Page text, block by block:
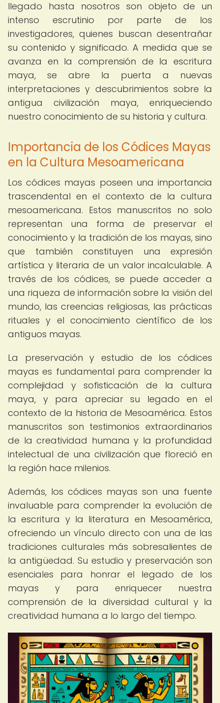
llegado hasta nosotros son objeto de un
intenso escrutinio por parte de los
investigadores, quienes buscan desentrañar
su contenido y significado. A medida que se
avanza en la comprensión de la escritura
maya, se abre la puerta a nuevas
interpretaciones y descubrimientos sobre la
antigua civilización maya, enriqueciendo
nuestro conocimiento de su historia y cultura.
Importancia de los Códices Mayas
en la Cultura Mesoamericana
Los códices mayas poseen una importancia
trascendental en el contexto de la cultura
mesoamericana. Estos manuscritos no solo
representan una forma de preservar el
conocimiento y la tradición de los mayas, sino
que también constituyen una expresión
artística y literaria de un valor incalculable. A
través de los códices, se puede acceder a
una riqueza de información sobre la visión del
mundo, las creencias religiosas, las prácticas
rituales y el conocimiento científico de los
antiguos mayas.
La preservación y estudio de los códices
mayas es fundamental para comprender la
complejidad y sofisticación de la cultura
maya, y para apreciar su legado en el
contexto de la historia de Mesoamérica. Estos
manuscritos son testimonios extraordinarios
de la creatividad humana y la profundidad
intelectual de una civilización que floreció en
la región hace milenios.
Además, los códices mayas son una fuente
invaluable para comprender la evolución de
la escritura y la literatura en Mesoamérica,
ofreciendo un vínculo directo con una de las
tradiciones culturales más sobresalientes de
la antigüedad. Su estudio y preservación son
esenciales para honrar el legado de los
mayas y para enriquecer nuestra
comprensión de la diversidad cultural y la
creatividad humana a lo largo del tiempo.